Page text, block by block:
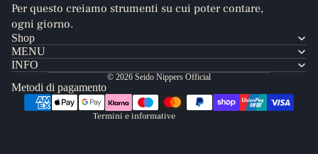
Per questo creiamo strumenti su cui poter contare,
ogni giorno.
Shop
MENU
INFO
© 2026 Seido Nippers Official
Metodi di pagamento
Termini e informative
Informativa sulla privacy
Informativa sui rimborsi
Termini e condizioni del servizio
Recapiti
Informativa sulle spedizioni